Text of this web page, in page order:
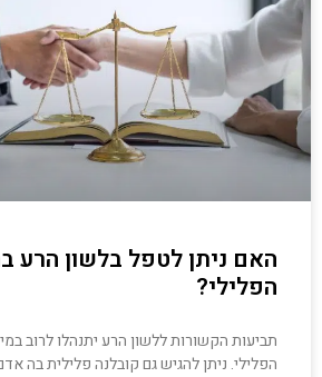
האם ניתן לטפל בלשון הרע
הפלילי?
תביעות הקשורות ללשון הרע יתנהלו לרוב
הפלילי. ניתן להגיש גם קובלנה פלילית בה